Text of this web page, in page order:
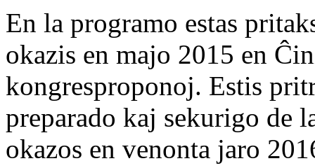
En la programo estas
okazis en majo 2015 en
kongresproponoj. Estis
preparado kaj sekurigo de
okazos en venonta jaro